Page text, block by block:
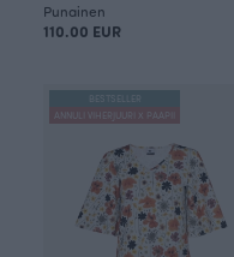
Punainen
110.00 EUR
BESTSELLER
ANNULI VIHERJUURI X PAAPII